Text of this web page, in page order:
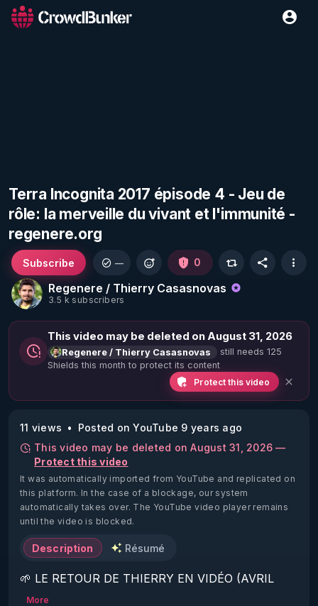
Terra Incognita 2017 épisode 4 - Jeu de
rôle: la merveille du vivant et l'immunité -
regenere.org
Regenere / Thierry Casasnovas
3.5 k subscribers
Subscribe — 0
This video may be deleted on August 31, 2026
Regenere / Thierry Casasnovas
still needs 125
Shields this month to protect its content
Protect this video
11 views
Posted on YouTube 9 years ago
This video may be deleted on August 31, 2026 —
Protect this video
It was automatically imported from YouTube and replicated on
this platform. In the case of a blockage, our system
automatically takes over. The YouTube video player remains
until the video is blocked.
Description Résumé
🌱 LE RETOUR DE THIERRY EN VIDÉO (AVRIL
2022)!
More